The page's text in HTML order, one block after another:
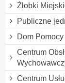
Żłobki
Publiczne
Dom
Centrum
Centrum